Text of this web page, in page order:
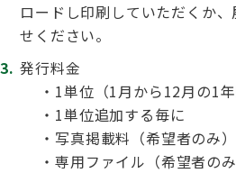
Obtaining the JKC Certified
ハンドリング競技会
ジュニアハンドラー
過去の大会結果
ロードし印刷していただくか
せください。
発行料金
・1単位（1月から12月の
・1単位追加する毎
・写真掲載料（希望者
・専用ファイル（希望者